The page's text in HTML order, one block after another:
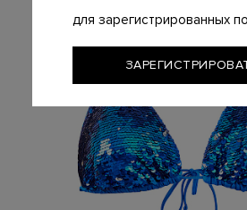
для зарегистрированных